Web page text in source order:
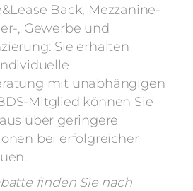
Back, Mezzanine-
, Gewerbe und
Sie erhalten
mit unabhängigen
Mitglied können Sie
über geringere
bei erfolgreicher
finden Sie nach